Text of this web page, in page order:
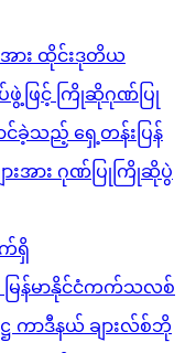
အား ထိုင်းဒုတိယ
ဖွဲ့ဖြင့် ကြိုဆိုဂုဏ်ပြု
င်ခဲ့သည့် ရှေ့တန်းပြန်
ားအား ဂုဏ်ပြုကြိုဆိုပွဲ
က်ရှိ
မြန်မာနိုင်ငံကက်သလစ်
ဌ ကာဒီနယ် ချားလ်စ်ဘို